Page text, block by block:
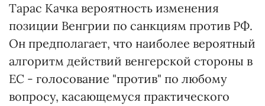
Тарас Качка вероятность изменения
позиции Венгрии по санкциям против РФ.
Он предполагает, что наиболее вероятный
алгоритм действий венгерской стороны в
ЕС - голосование "против" по любому
вопросу, касающемуся практического